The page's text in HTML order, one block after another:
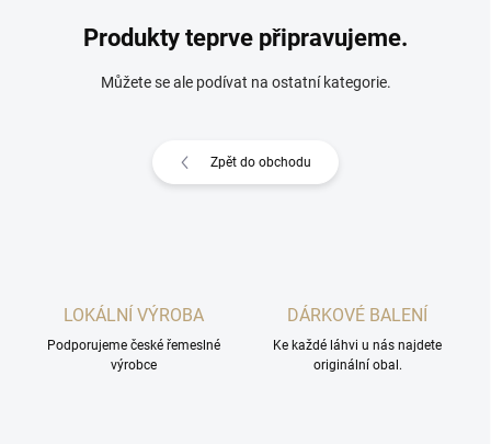
Produkty teprve připravujeme.
Můžete se ale podívat na ostatní kategorie.
Zpět do obchodu
LOKÁLNÍ VÝROBA
Podporujeme české řemeslné
výrobce
DÁRKOVÉ BALENÍ
Ke každé láhvi u nás najdete
originální obal.